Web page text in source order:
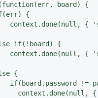
board) {
{
context.done(null, {
if(!board) {
context.done(null, {
{
if(board.password !=
context.done(null,